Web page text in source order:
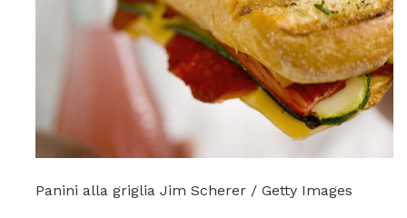
Panini alla griglia Jim Scherer / Getty Images